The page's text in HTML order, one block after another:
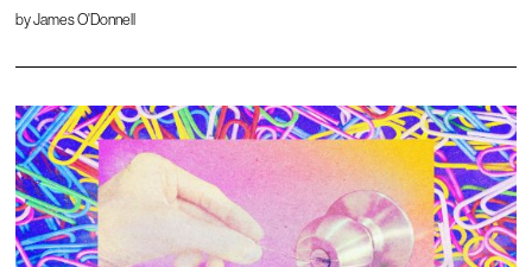
byJames O'Donnell